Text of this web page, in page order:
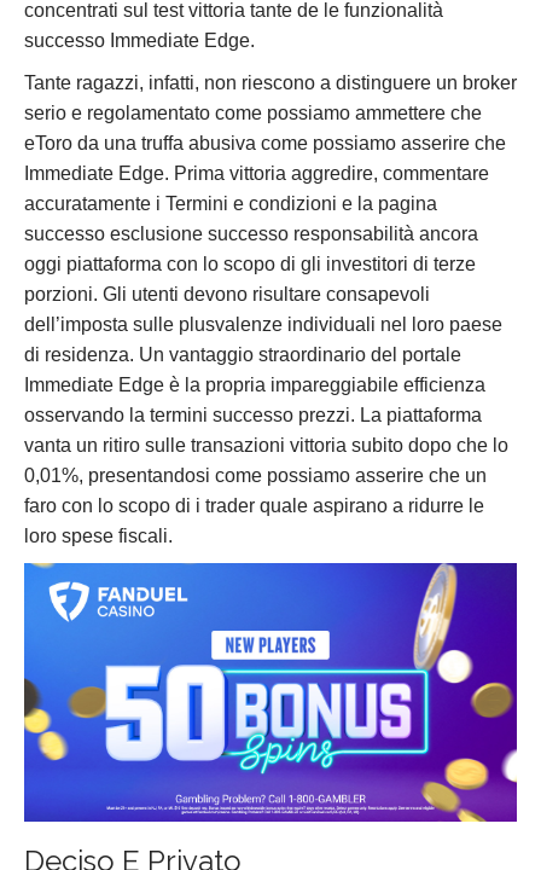
concentrati sul test vittoria tante de le funzionalità
successo Immediate Edge.
Tante ragazzi, infatti, non riescono a distinguere un broker
serio e regolamentato come possiamo ammettere che
eToro da una truffa abusiva come possiamo asserire che
Immediate Edge. Prima vittoria aggredire, commentare
accuratamente i Termini e condizioni e la pagina
successo esclusione successo responsabilità ancora
oggi piattaforma con lo scopo di gli investitori di terze
porzioni. Gli utenti devono risultare consapevoli
dell’imposta sulle plusvalenze individuali nel loro paese
di residenza. Un vantaggio straordinario del portale
Immediate Edge è la propria impareggiabile efficienza
osservando la termini successo prezzi. La piattaforma
vanta un ritiro sulle transazioni vittoria subito dopo che lo
0,01%, presentandosi come possiamo asserire che un
faro con lo scopo di i trader quale aspirano a ridurre le
loro spese fiscali.
Deciso E Privato